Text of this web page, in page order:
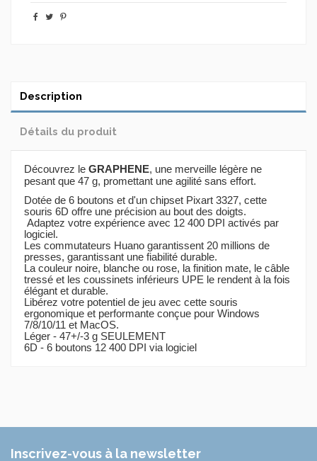
Description
Détails du produit
Découvrez le GRAPHENE, une merveille légère ne
pesant que 47 g, promettant une agilité sans effort.
Dotée de 6 boutons et d'un chipset Pixart 3327, cette
souris 6D offre une précision au bout des doigts.
Adaptez votre expérience avec 12 400 DPI activés par
logiciel.
Les commutateurs Huano garantissent 20 millions de
presses, garantissant une fiabilité durable.
La couleur noire, blanche ou rose, la finition mate, le câble
tressé et les coussinets inférieurs UPE le rendent à la fois
élégant et durable.
Libérez votre potentiel de jeu avec cette souris
ergonomique et performante conçue pour Windows
7/8/10/11 et MacOS.
Léger - 47+/-3 g SEULEMENT
6D - 6 boutons 12 400 DPI via logiciel
Inscrivez-vous à la newsletter